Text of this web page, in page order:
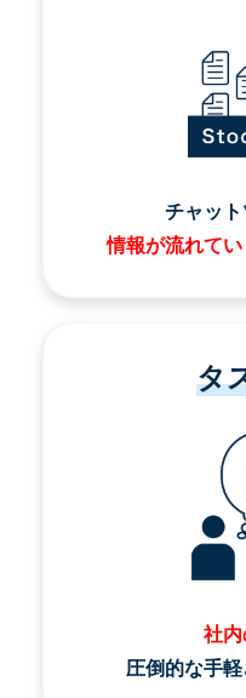
チャッ
情報が流れてい
タ
社
圧倒的な手軽